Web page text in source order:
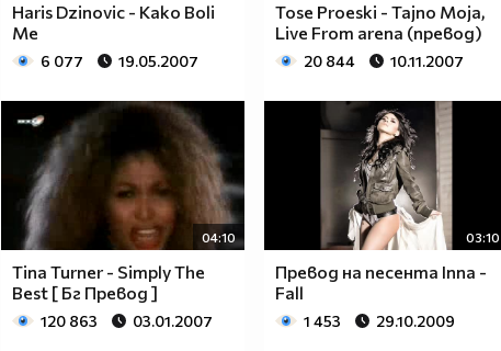
Haris Dzinovic - Kako Boli
Me
6 077 19.05.2007
Tose Proeski - Tajno Moja,
Live From arena (превод)
20 844 10.11.2007
04:10
Tina Turner - Simply The
Best [ Бг Превод ]
120 863 03.01.2007
03:10
Превод на песента Inna -
Fall
1 453 29.10.2009